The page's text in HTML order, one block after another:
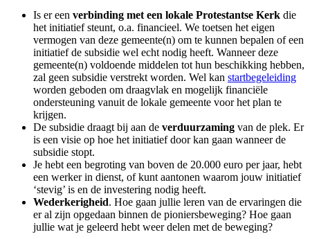
Is er een verbinding met een lokale Protestantse Kerk die
het initiatief steunt, o.a. financieel. We toetsen het eigen
vermogen van deze gemeente(n) om te kunnen bepalen of een
initiatief de subsidie wel echt nodig heeft. Wanneer deze
gemeente(n) voldoende middelen tot hun beschikking hebben,
zal geen subsidie verstrekt worden. Wel kan startbegeleiding
worden geboden om draagvlak en mogelijk financiële
ondersteuning vanuit de lokale gemeente voor het plan te
krijgen.
De subsidie draagt bij aan de verduurzaming van de plek. Er
is een visie op hoe het initiatief door kan gaan wanneer de
subsidie stopt.
Je hebt een begroting van boven de 20.000 euro per jaar, hebt
een werker in dienst, of kunt aantonen waarom jouw initiatief
‘stevig’ is en de investering nodig heeft.
Wederkerigheid. Hoe gaan jullie leren van de ervaringen die
er al zijn opgedaan binnen de pioniersbeweging? Hoe gaan
jullie wat je geleerd hebt weer delen met de beweging?